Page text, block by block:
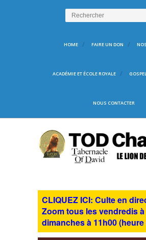
HOME FAIRE UN DON
ACADÉMIE ET ÉCOLE ROYALE
NOUS CONTACTER
CLIQUEZ ICI: Culte en
Zoom tous les vendredis à
dimanches à 11h00